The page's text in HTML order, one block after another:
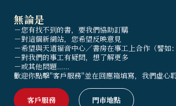
無論是
－您有找不到的書，要我們協助訂購
－對這個新網站，您希望反映意見
－希望與天道福音中心／書房在事工上合作（譬如
－對我們的事工有疑問，想了解更多
－或其他問題......
歡迎你點擊"客戶服務"並在回應箱填寫，我們虛心
客戶服務 門市地點